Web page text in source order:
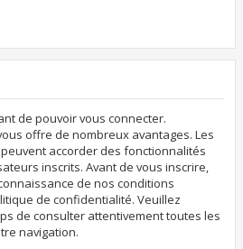
de pouvoir vous connecter.
offre de nombreux avantages. Les
accorder des fonctionnalités
inscrits. Avant de vous inscrire,
de nos conditions
de confidentialité. Veuillez
de consulter attentivement toutes les
navigation.